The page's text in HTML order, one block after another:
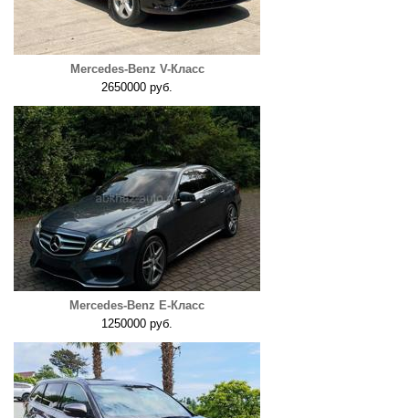
Mercedes-Benz V-Класс
2650000 руб.
Mercedes-Benz E-Класс
1250000 руб.